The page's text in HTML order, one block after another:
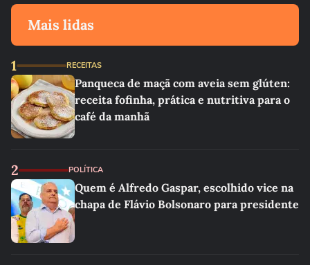
Mais lidas
1 RECEITAS
Panqueca de maçã com aveia sem glúten:
receita fofinha, prática e nutritiva para o
café da manhã
2 POLÍTICA
Quem é Alfredo Gaspar, escolhido vice na
chapa de Flávio Bolsonaro para presidente